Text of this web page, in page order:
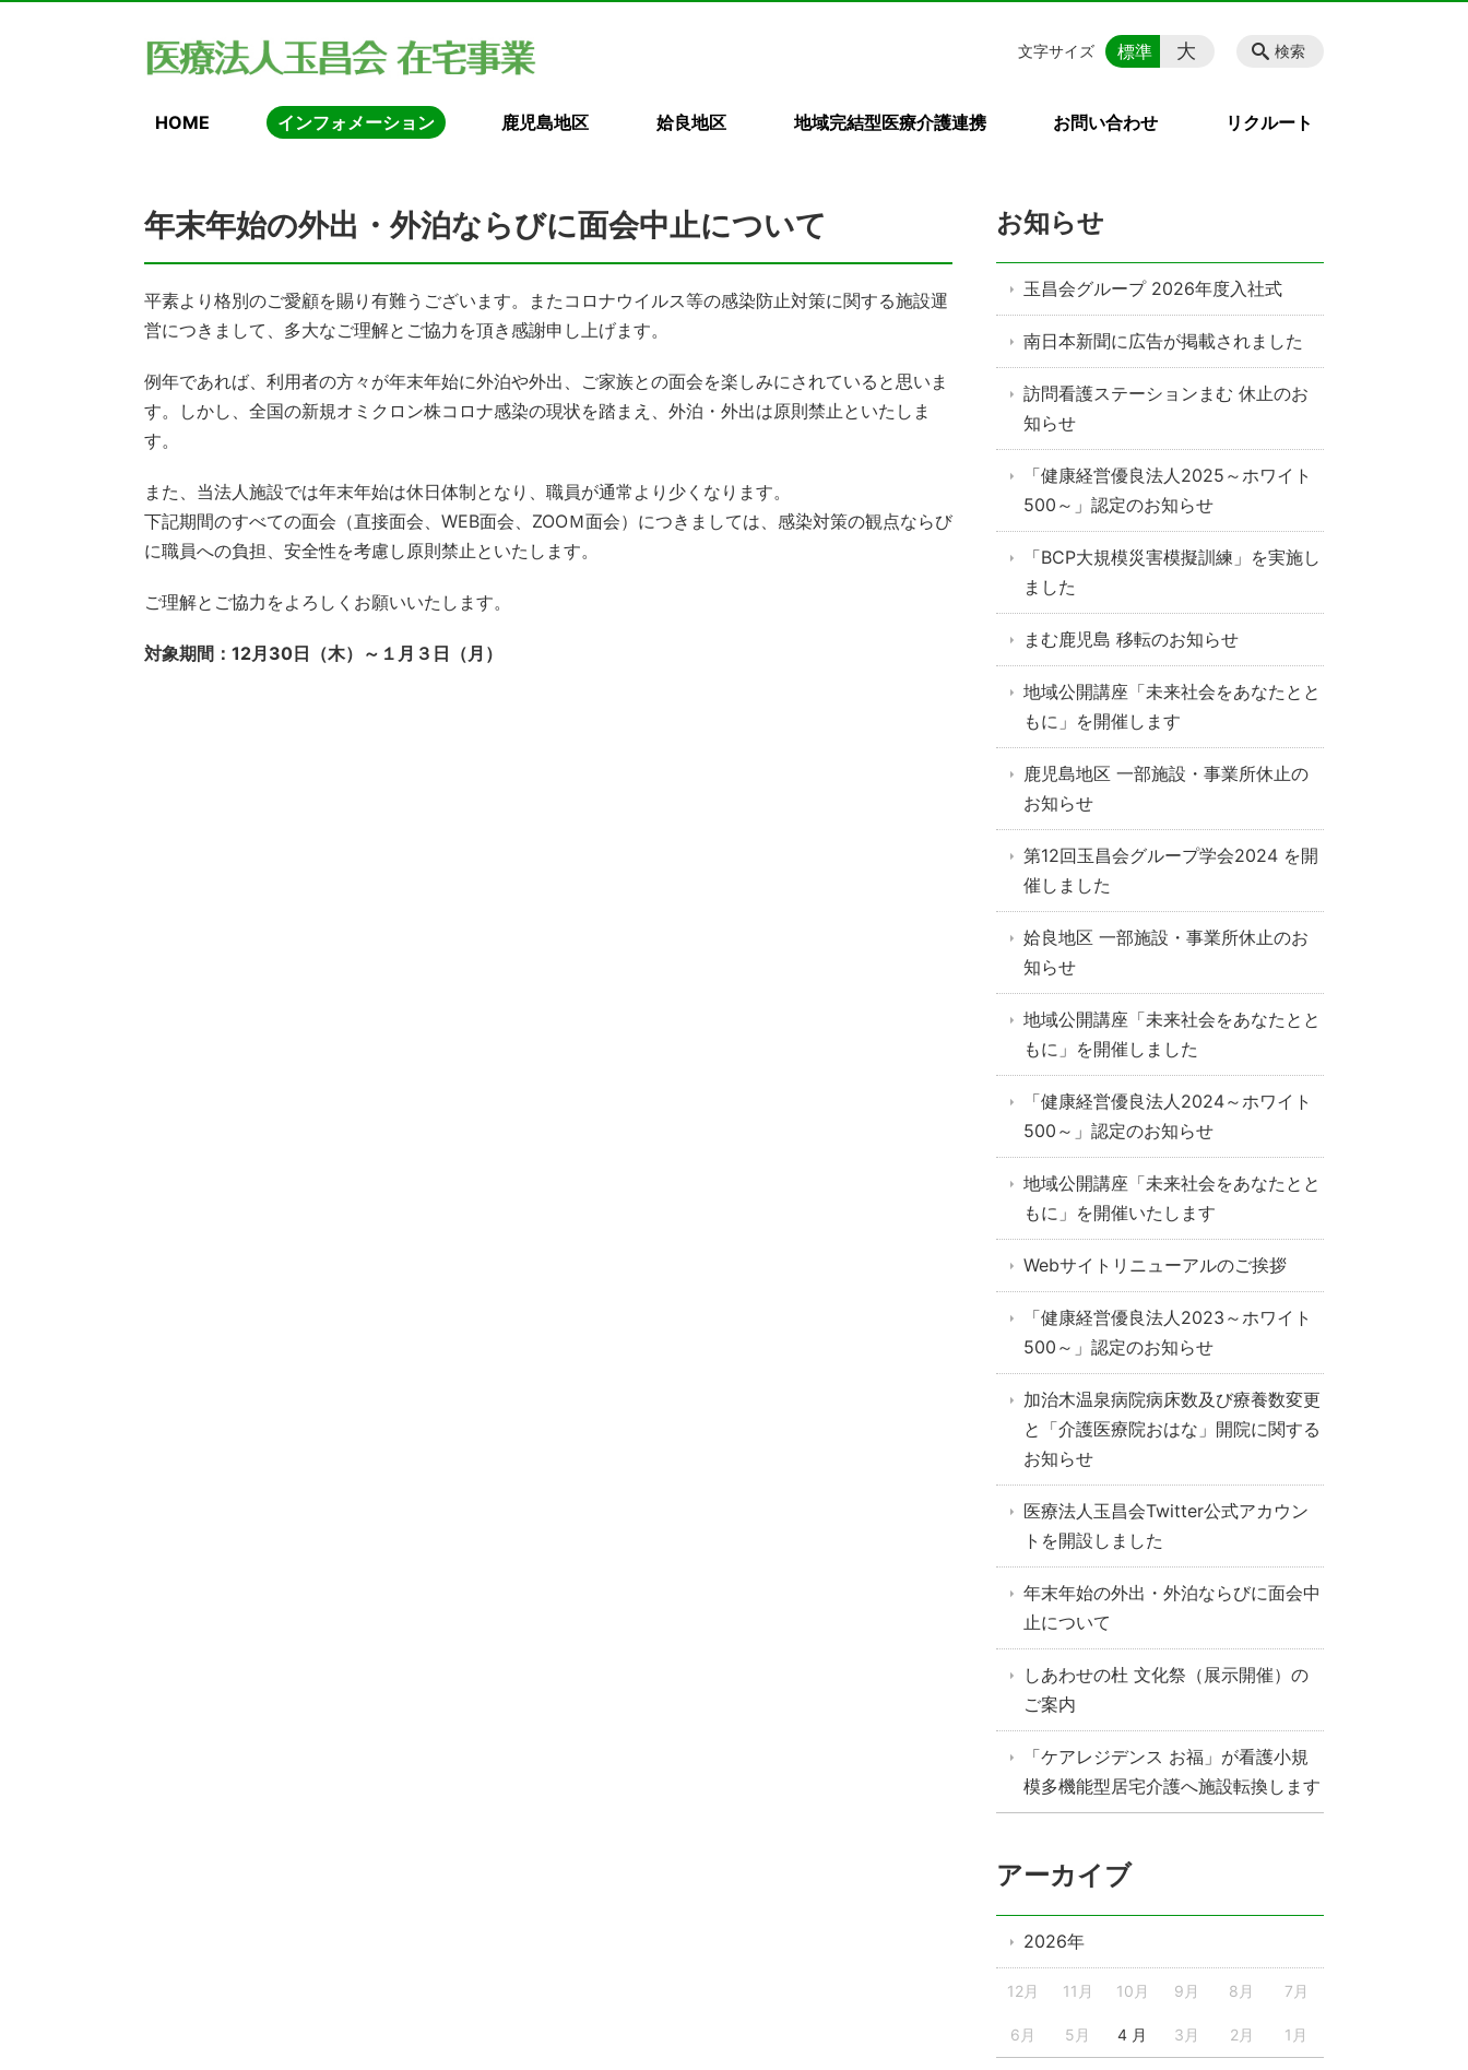
HOME インフォメーション 鹿児島地区 姶良地区 地域完結型医療介護連携 お問い合わせ リクルート
検索
文字サイズ 標準 大
年末年始の外出・外泊ならびに面会中止について
平素より格別のご愛顧を賜り有難うございます。またコロナウイルス等の感染防止対策に関する施設運
営につきまして、多大なご理解とご協力を頂き感謝申し上げます。
例年であれば、利用者の方々が年末年始に外泊や外出、ご家族との面会を楽しみにされていると思いま
す。しかし、全国の新規オミクロン株コロナ感染の現状を踏まえ、外泊・外出は原則禁止といたしま
す。
また、当法人施設では年末年始は休日体制となり、職員が通常より少くなります。
下記期間のすべての面会（直接面会、WEB面会、ZOOＭ面会）につきましては、感染対策の観点ならび
に職員への負担、安全性を考慮し原則禁止といたします。
ご理解とご協力をよろしくお願いいたします。
対象期間：12月30日（木）～１月３日（月）
お知らせ
玉昌会グループ 2026年度入社式
南日本新聞に広告が掲載されました
訪問看護ステーションまむ 休止のお
知らせ
「健康経営優良法人2025～ホワイト
500～」認定のお知らせ
「BCP大規模災害模擬訓練」を実施し
ました
まむ鹿児島 移転のお知らせ
地域公開講座「未来社会をあなたとと
もに」を開催します
鹿児島地区 一部施設・事業所休止の
お知らせ
第12回玉昌会グループ学会2024 を開
催しました
姶良地区 一部施設・事業所休止のお
知らせ
地域公開講座「未来社会をあなたとと
もに」を開催しました
「健康経営優良法人2024～ホワイト
500～」認定のお知らせ
地域公開講座「未来社会をあなたとと
もに」を開催いたします
Webサイトリニューアルのご挨拶
「健康経営優良法人2023～ホワイト
500～」認定のお知らせ
加治木温泉病院病床数及び療養数変更
と「介護医療院おはな」開院に関する
お知らせ
医療法人玉昌会Twitter公式アカウン
トを開設しました
年末年始の外出・外泊ならびに面会中
止について
しあわせの杜 文化祭（展示開催）の
ご案内
「ケアレジデンス お福」が看護小規
模多機能型居宅介護へ施設転換します
アーカイブ
2026年
12月 11月 10月 9月 8月 7月
6月 5月 4 月 3月 2月 1月